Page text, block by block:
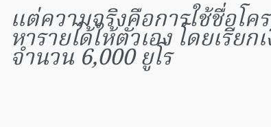
แต่ความจริงคือการใช้ชื่อโค
หารายได้ให้ตัวเอง โดยเรีย
จำนวน 6,000 ยูโร